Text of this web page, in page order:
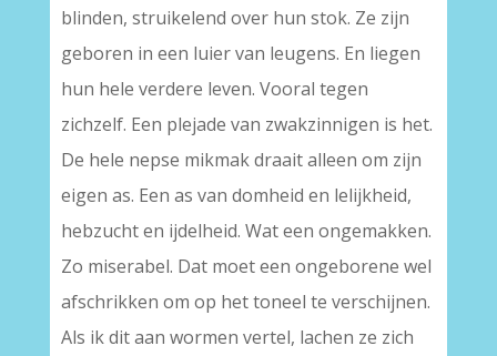
blinden, struikelend over hun stok. Ze zijn
geboren in een luier van leugens. En liegen
hun hele verdere leven. Vooral tegen
zichzelf. Een plejade van zwakzinnigen is het.
De hele nepse mikmak draait alleen om zijn
eigen as. Een as van domheid en lelijkheid,
hebzucht en ijdelheid. Wat een ongemakken.
Zo miserabel. Dat moet een ongeborene wel
afschrikken om op het toneel te verschijnen.
Als ik dit aan wormen vertel, lachen ze zich